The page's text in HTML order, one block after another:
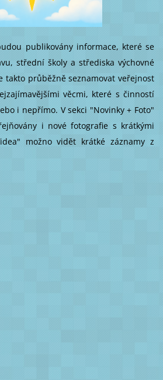
publikovány informace, které se
střední školy a střediska výchovné
takto průběžně seznamovat veřejnost
věcmi, které s činností
i nepřímo. V sekci "Novinky + Foto"
i nové fotografie s krátkými
možno vidět krátké záznamy z